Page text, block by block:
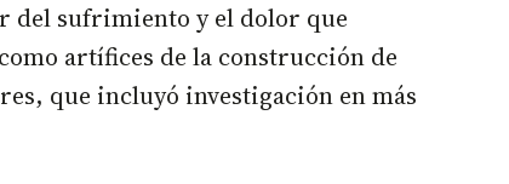
del sufrimiento y el dolor que
artífices de la construcción de
que incluyó investigación en más